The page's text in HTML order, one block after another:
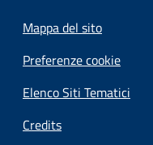
Mappa del sito
Preferenze cookie
Elenco Siti Tematici
Credits